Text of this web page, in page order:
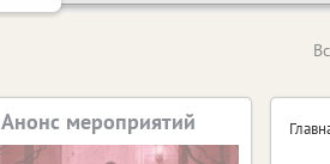
Анонс мероприятий